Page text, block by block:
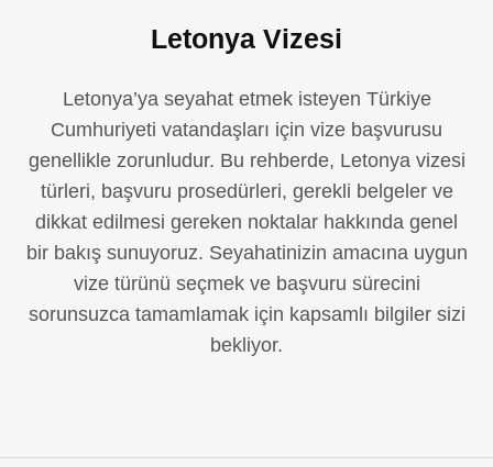
Letonya Vizesi
Letonya’ya seyahat etmek isteyen Türkiye
Cumhuriyeti vatandaşları için vize başvurusu
genellikle zorunludur. Bu rehberde, Letonya vizesi
türleri, başvuru prosedürleri, gerekli belgeler ve
dikkat edilmesi gereken noktalar hakkında genel
bir bakış sunuyoruz. Seyahatinizin amacına uygun
vize türünü seçmek ve başvuru sürecini
sorunsuzca tamamlamak için kapsamlı bilgiler sizi
bekliyor.